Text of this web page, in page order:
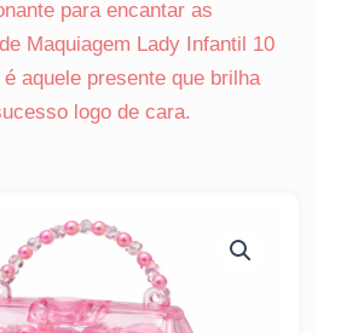
para encantar as
Maquiagem Lady Infantil 10
aquele presente que brilha
logo de cara.